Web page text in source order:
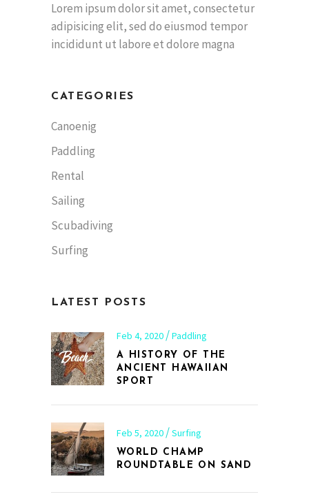
Lorem ipsum dolor sit amet, consectetur
adipisicing elit, sed do eiusmod tempor
incididunt ut labore et dolore magna
CATEGORIES
Canoenig
Paddling
Rental
Sailing
Scubadiving
Surfing
LATEST POSTS
Feb 4, 2020 Paddling
A HISTORY OF THE
ANCIENT HAWAIIAN
SPORT
Feb 5, 2020 Surfing
WORLD CHAMP
ROUNDTABLE ON SAND